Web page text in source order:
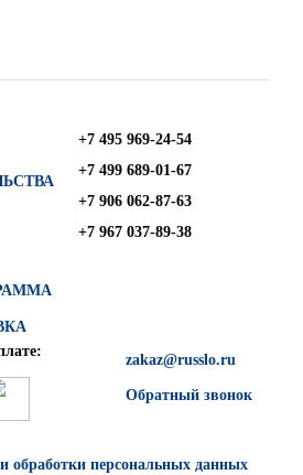
+7 495 969-24-54
+7 499 689-01-67
+7 906 062-87-63
+7 967 037-89-38
zakaz@russlo.ru
Обратный звонок
обработки персональных данных